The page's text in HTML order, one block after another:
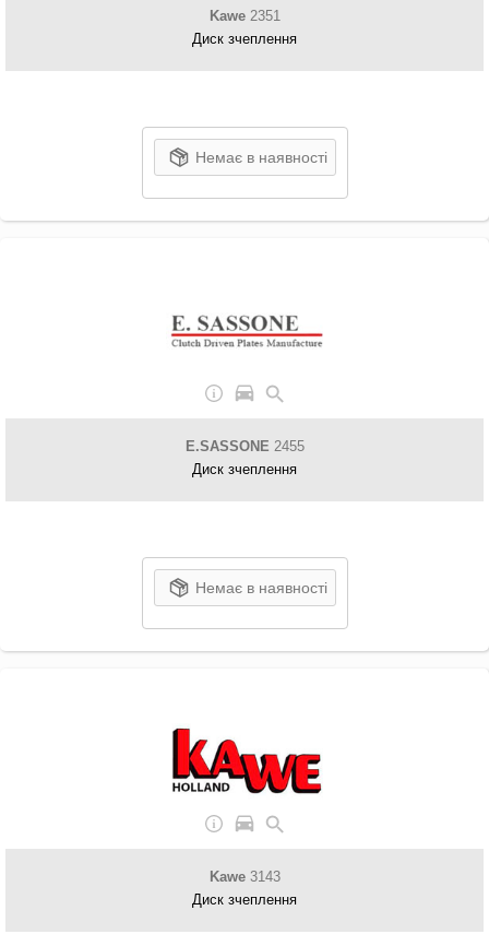
Kawe2351
Диск зчеплення
Немає в наявності
E.SASSONE 2455
Диск зчеплення
Немає в наявності
Kawe3143
Диск зчеплення